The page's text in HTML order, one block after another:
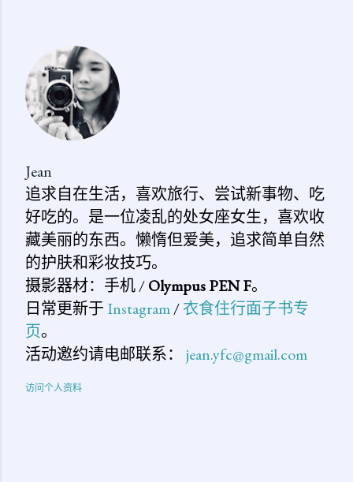
论
Jean
追求自在生活，喜欢旅行、尝试新事物、吃
好吃的。是一位凌乱的处女座女生，喜欢收
藏美丽的东西。懒惰但爱美，追求简单自然
的护肤和彩妆技巧。
摄影器材：手机 /Olympus PEN F。
日常更新于 Instagram/衣食住行面子书专
页。
活动邀约请电邮联系： jean.yfc@gmail.com
访问个人资料